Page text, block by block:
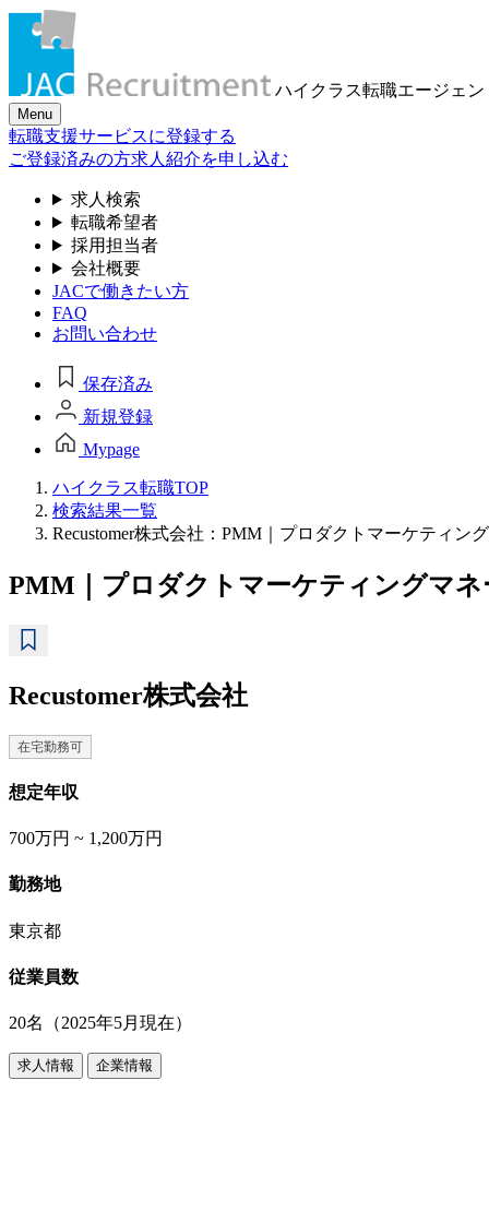
ハイクラス転職エージェン
Menu
転職支援サービスに登録する
ご登録済みの方求人紹介を申し込む
求人検索
転職希望者
採用担当者
会社概要
JACで働きたい方
FAQ
お問い合わせ
保存済み
新規登録
Mypage
ハイクラス転職TOP
検索結果一覧
Recustomer株式会社：PMM｜プロダクトマーケティン
PMM｜プロダクトマーケティングマネ
Recustomer株式会社
在宅勤務可
想定年収
700万円 ~ 1,200万円
勤務地
東京都
従業員数
20名（2025年5月現在）
求人情報 企業情報